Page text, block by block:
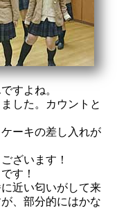
すよね。
した。カウントと
ーキの差し入れが
ざいます！
す！
近い匂いがして来
、部分的にはかな